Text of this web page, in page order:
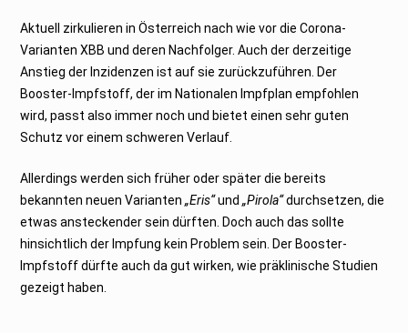
Aktuell zirkulieren in Österreich nach wie vor die Corona-
Varianten XBB und deren Nachfolger. Auch der derzeitige
Anstieg der Inzidenzen ist auf sie zurückzuführen. Der
Booster-Impfstoff, der im Nationalen Impfplan empfohlen
wird, passt also immer noch und bietet einen sehr guten
Schutz vor einem schweren Verlauf.
Allerdings werden sich früher oder später die bereits
bekannten neuen Varianten„Eris“und„Pirola“durchsetzen, die
etwas ansteckender sein dürften. Doch auch das sollte
hinsichtlich der Impfung kein Problem sein. Der Booster-
Impfstoff dürfte auch da gut wirken, wie präklinische Studien
gezeigt haben.